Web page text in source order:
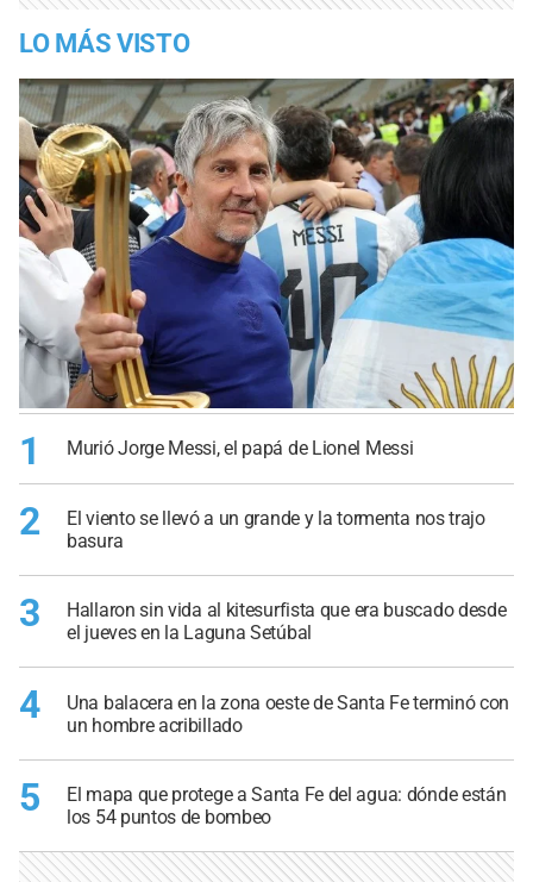
LO MÁS VISTO
1 Murió Jorge Messi, el papá de Lionel Messi
2
El viento se llevó a un grande y la tormenta nos trajo
basura
3
Hallaron sin vida al kitesurfista que era buscado desde
el jueves en la Laguna Setúbal
4
Una balacera en la zona oeste de Santa Fe terminó con
un hombre acribillado
5
El mapa que protege a Santa Fe del agua: dónde están
los 54 puntos de bombeo